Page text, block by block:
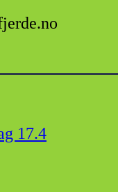
17.4